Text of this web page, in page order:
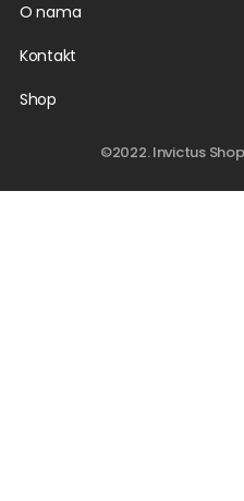
O nama
Kontakt
Shop
©2022. Invictus